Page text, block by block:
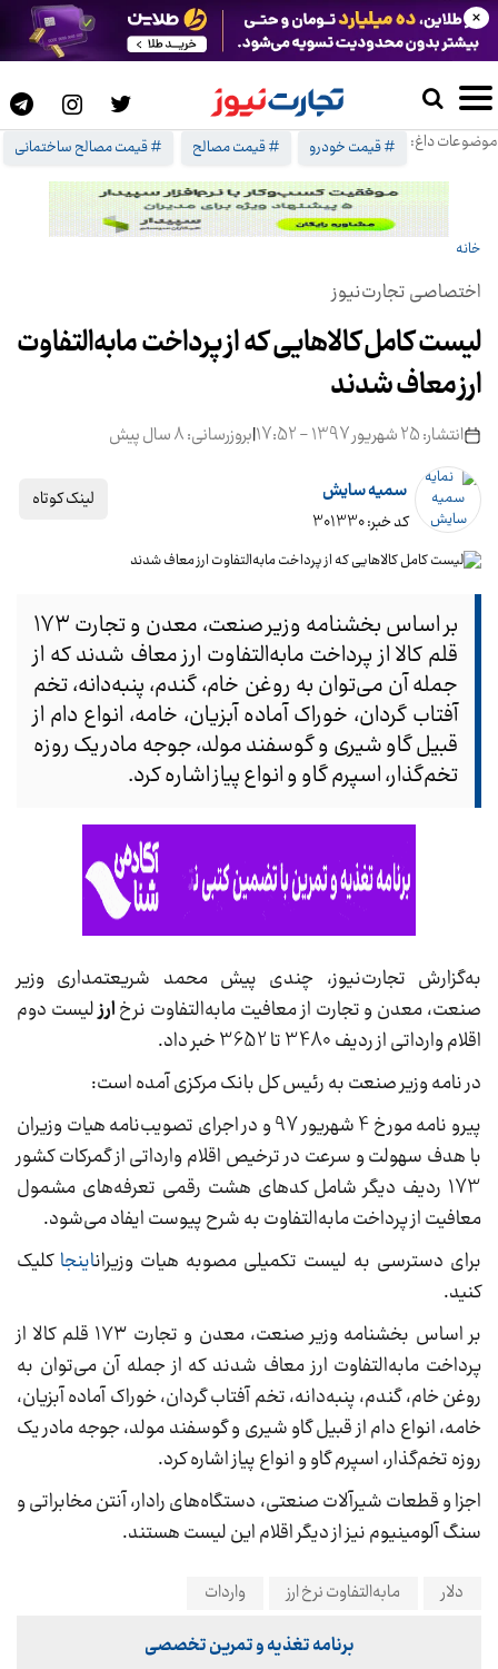
موضوعات داغ: # قیمت خودرو # قیمت مصالح # قیمت مصالح ساختمانی
×
خانه
اختصاصی تجارت‌نیوز
لیست کامل کالاهایی که از پرداخت مابه‌التفاوت
ارز معاف شدند
انتشار: 25 شهریور 1397 - 17:52 |بروزرسانی: 8 سال پیش
سمیه سایش
کد خبر: 301330
لینک کوتاه
بر اساس بخشنامه وزیر صنعت، معدن و تجارت ۱۷۳
قلم کالا از پرداخت مابه‌التفاوت ارز معاف شدند که از
جمله آن می‌توان به روغن خام، گندم، پنبه‌دانه، تخم
آفتاب گردان، خوراک آماده آبزیان، خامه، انواع دام از
قبیل گاو شیری و گوسفند مولد، جوجه مادر یک روزه
تخم‌گذار، اسپرم گاو و انواع پیاز اشاره کرد.
به‌گزارش تجارت‌نیوز، چندی پیش محمد شریعتمداری وزیر
صنعت، معدن و تجارت از معافیت مابه‌التفاوت نرخارزلیست دوم
اقلام وارداتی از ردیف 3480 تا 3652 خبر داد.
در نامه وزیر صنعت به رئیس کل بانک مرکزی آمده است:
پیرو نامه مورخ 4 شهریور 97 و در اجرای تصویب‌نامه هیات وزیران
با هدف سهولت و سرعت در ترخیص اقلام وارداتی از گمرکات کشور
173 ردیف دیگر شامل کدهای هشت رقمی تعرفه‌های مشمول
معافیت از پرداخت مابه‌التفاوت به شرح پیوست ایفاد می‌‌شود.
برای دسترسی به لیست تکمیلی مصوبه هیات وزیراناینجا کلیک
کنید.
بر اساس بخشنامه وزیر صنعت، معدن و تجارت ۱۷۳ قلم کالا از
پرداخت مابه‌التفاوت ارز معاف شدند که از جمله آن می‌توان به
روغن خام، گندم، پنبه‌دانه، تخم آفتاب گردان، خوراک آماده آبزیان،
خامه، انواع دام از قبیل گاو شیری و گوسفند مولد، جوجه مادر یک
روزه تخم‌گذار، اسپرم گاو و انواع پیاز اشاره کرد.
اجزا و قطعات شیرآلات صنعتی، دستگاه‌های رادار، آنتن مخابراتی و
سنگ آلومینیوم نیز از دیگر اقلام این لیست هستند.
دلار مابه‌التفاوت نرخ ارز واردات
برنامه تغذیه و تمرین تخصصی